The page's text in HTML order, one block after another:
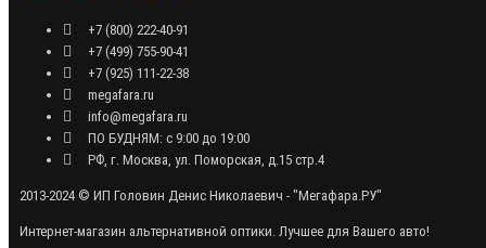
+7 (800) 222-40-91
+7 (499) 755-90-41
+7 (925) 111-22-38
megafara.ru
info@megafara.ru
ПО БУДНЯМ: с 9:00 до 19:00
РФ, г. Москва, ул. Поморская, д.15 стр.4
2013-2024 © ИП Головин Денис Николаевич - "Мегафара.РУ"
Интернет-магазин альтернативной оптики. Лучшее для Вашего авто!